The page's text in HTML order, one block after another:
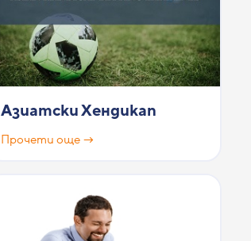
Азиатски Хендикап
Прочети още →